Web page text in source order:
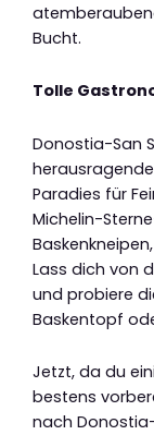
Bucht.
Tolle
Donostia-San
Paradies für
Michelin-
Lass dich von
und probiere
Baskentopf
Jetzt, da du
bestens
nach